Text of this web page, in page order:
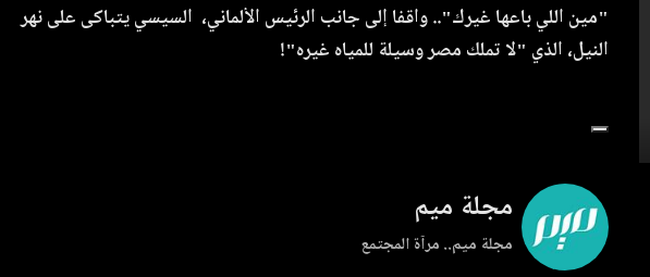
"مين اللي باعها غيرك".. واقفا إلى جانب الرئيس الألماني، السيسي يتباكى على نهر
النيل، الذي "لا تملك مصر وسيلة للمياه غيره"!
مجلة ميم
مجلة ميم.. مرآة المجتمع